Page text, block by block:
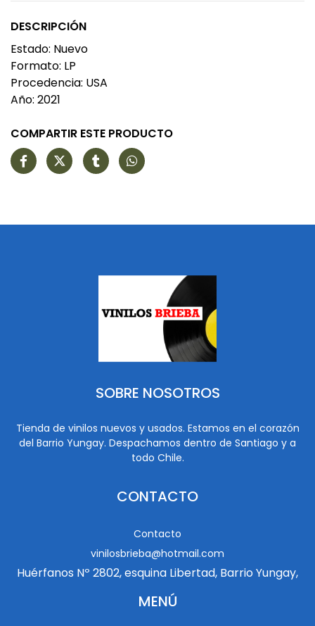
DESCRIPCIÓN
Estado: Nuevo
Formato: LP
Procedencia: USA
Año: 2021
COMPARTIR ESTE PRODUCTO
SOBRE NOSOTROS
Tienda de vinilos nuevos y usados. Estamos en el corazón
del Barrio Yungay. Despachamos dentro de Santiago y a
todo Chile.
CONTACTO
Contacto
vinilosbrieba@hotmail.com
Huérfanos Nº 2802, esquina Libertad, Barrio Yungay,
MENÚ